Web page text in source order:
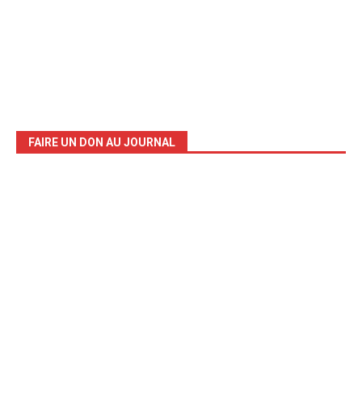
FAIRE UN DON AU JOURNAL